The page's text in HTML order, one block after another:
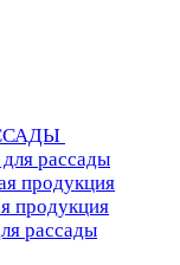
рассады
продукция
продукция
рассады